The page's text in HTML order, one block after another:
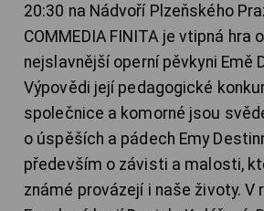
20:30 na Nádvoří Plzeňského
COMMEDIA FINITA je vtipná hra
nejslavnější operní pěvkyni Emě
Výpovědi její pedagogické
společnice a komorné jsou
o úspěších a pádech Emy
především o závisti a malosti,
známé provázejí i naše životy. V